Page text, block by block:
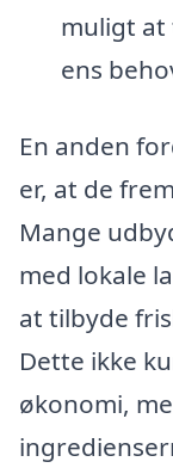
muligt at
ens
En anden
er, at de
Mange
med lokale
at tilbyde
Dette ikke
økonomi,